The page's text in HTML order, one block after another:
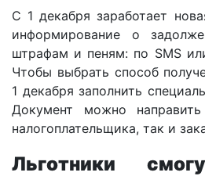
С 1 декабря заработает
информирование о
штрафам и пеням: по SMS
Чтобы выбрать способ
1 декабря заполнить
Документ можно
налогоплательщика, так и
Льготники